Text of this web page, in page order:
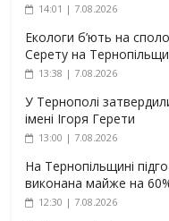
14:01 | 7.08.2026
Екологи б’ють на
Серету на
13:38 | 7.08.2026
У Тернополі
імені Ігоря Герети
13:00 | 7.08.2026
На Тернопільщині
виконана майже на
12:30 | 7.08.2026